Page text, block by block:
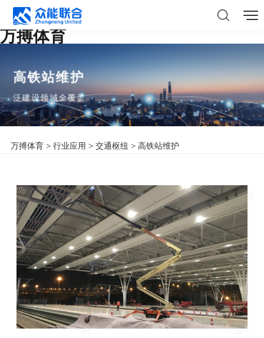
万搏体育
高铁站维护
泛建设领域全覆盖
万搏体育> 行业应用 > 交通枢纽 > 高铁站维护